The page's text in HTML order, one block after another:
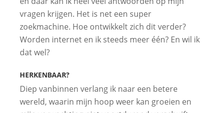
vragen krijgen. Het is net een super
zoekmachine. Hoe ontwikkelt zich dit verder?
Worden internet en ik steeds meer één? En wil ik
dat wel?
HERKENBAAR?
Diep vanbinnen verlang ik naar een betere
wereld, waarin mijn hoop weer kan groeien en